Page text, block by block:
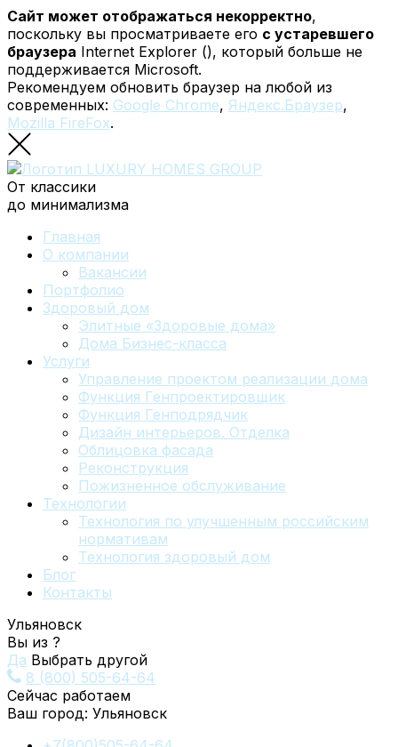
Сайт может отображаться некорректно,
поскольку вы просматриваете его с устаревшего
браузера Internet Explorer (), который больше не
поддерживается Microsoft.
Рекомендуем обновить браузер на любой из
современных: Google Chrome, Яндекс.Браузер,
Mozilla FireFox.
От классики
до минимализма
Главная
О компании
Вакансии
Портфолио
Здоровый дом
Элитные «Здоровые дома»
Дома Бизнес-класса
Услуги
Управление проектом реализации дома
Функция Генпроектировщик
Функция Генподрядчик
Дизайн интерьеров. Отделка
Облицовка фасада
Реконструкция
Пожизненное обслуживание
Технологии
Технология по улучшенным российским
нормативам
Технология здоровый дом
Блог
Контакты
Ульяновск
Вы из ?
Да Выбрать другой
8 (800) 505-64-64
Сейчас работаем
Ваш город: Ульяновск